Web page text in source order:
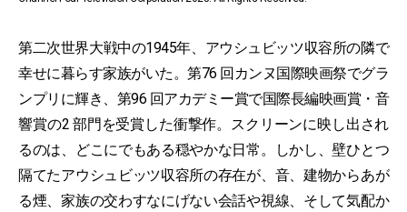
第二次世界大戦中の1945年、アウシュビッツ収容所の隣で
幸せに暮らす家族がいた。第76 回カンヌ国際映画祭でグラ
ンプリに輝き、第96 回アカデミー賞で国際長編映画賞・音
響賞の2 部門を受賞した衝撃作。スクリーンに映し出され
るのは、どこにでもある穏やかな日常。しかし、壁ひとつ
隔てたアウシュビッツ収容所の存在が、音、建物からあが
る煙、家族の交わすなにげない会話や視線、そして気配か